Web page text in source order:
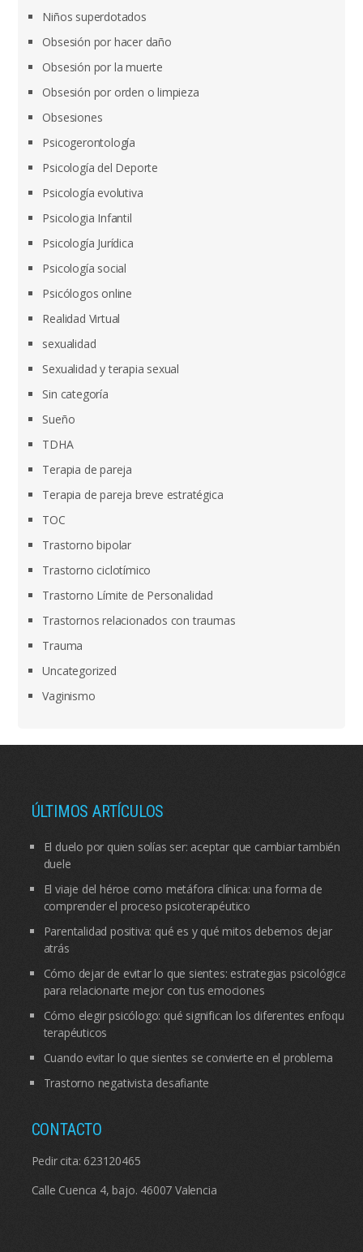
Niños superdotados
Obsesión por hacer daño
Obsesión por la muerte
Obsesión por orden o limpieza
Obsesiones
Psicogerontología
Psicología del Deporte
Psicología evolutiva
Psicologia Infantil
Psicología Jurídica
Psicología social
Psicólogos online
Realidad Virtual
sexualidad
Sexualidad y terapia sexual
Sin categoría
Sueño
TDHA
Terapia de pareja
Terapia de pareja breve estratégica
TOC
Trastorno bipolar
Trastorno ciclotímico
Trastorno Límite de Personalidad
Trastornos relacionados con traumas
Trauma
Uncategorized
Vaginismo
ÚLTIMOS ARTÍCULOS
El duelo por quien solías ser: aceptar que cambiar también
duele
El viaje del héroe como metáfora clínica: una forma de
comprender el proceso psicoterapéutico
Parentalidad positiva: qué es y qué mitos debemos dejar
atrás
Cómo dejar de evitar lo que sientes: estrategias psicológicas
para relacionarte mejor con tus emociones
Cómo elegir psicólogo: qué significan los diferentes enfoques
terapéuticos
Cuando evitar lo que sientes se convierte en el problema
Trastorno negativista desafiante
CONTACTO
Pedir cita: 623120465
Calle Cuenca 4, bajo. 46007 Valencia